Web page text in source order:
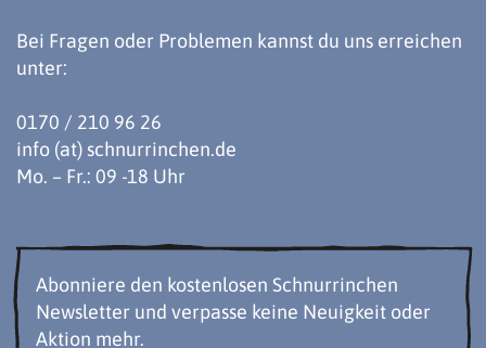
Bei Fragen oder Problemen kannst du uns erreichen
unter:
0170 / 210 96 26
info (at) schnurrinchen.de
Mo. – Fr.: 09 -18 Uhr
Abonniere den kostenlosen Schnurrinchen
Newsletter und verpasse keine Neuigkeit oder
Aktion mehr.